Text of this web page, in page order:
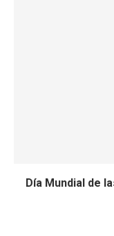
Día Mundial de